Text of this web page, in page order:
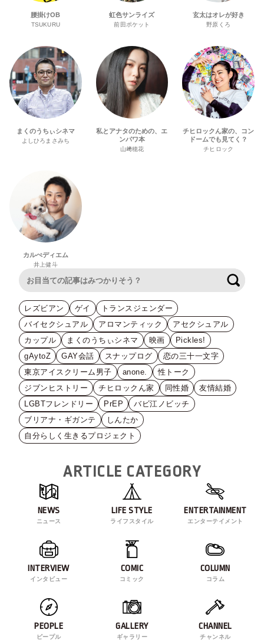
腰掛けOB
TSUKURU
虹色サンライズ
前田ポケット
玄太はオレが好き
野原くろ
まくのうちぃシネマ
よしひろまさみち
私とアナタのための、エ
ンパワ本
山﨑穂花
チヒロックん家の、コン
ドームでも見てく？
チヒロック
カルぺディエム
井上健斗
レズビアン ゲイ
トランスジェンダー
バイセクシュアル
アロマンティック
アセクシュアル
カップル
まくのうちぃシネマ 映画
Pickles!
gAytoZ
GAY会話 スナップログ
恋の三十一文字
東京アイスクリーム男子
anone.
性トーク
ジブンヒストリー
チヒロックん家 同性婚
友情結婚
LGBTフレンドリー
PrEP
バビ江ノビッチ
ブリアナ・ギガンテ
しんたか
自分らしく生きるプロジェクト
ARTICLE CATEGORY
NEWS
ニュース
LIFE STYLE
ライフスタイル
ENTERTAINMENT
エンターテイメント
INTERVIEW
インタビュー
COMIC
コミック
COLUMN
コラム
PEOPLE
ピープル
GALLERY
ギャラリー
CHANNEL
チャンネル